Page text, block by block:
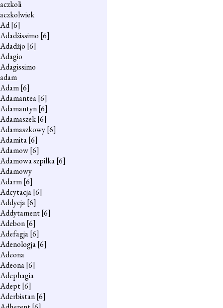
aczkoli
aczkolwiek
Ad[6]
Adadżissimo [6]
Adadżjo [6]
Adagio
Adagissimo
adam
Adam[6]
Adamantea[6]
Adamantyn[6]
Adamaszek[6]
Adamaszkowy[6]
Adamita[6]
Adamow[6]
Adamowa szpilka[6]
Adamowy
Adarm[6]
Adcytacja[6]
Addycja[6]
Addytament[6]
Adebon[6]
Adefagja[6]
Adenologja[6]
Adeona
Adeona[6]
Adephagia
Adept[6]
Aderbistan[6]